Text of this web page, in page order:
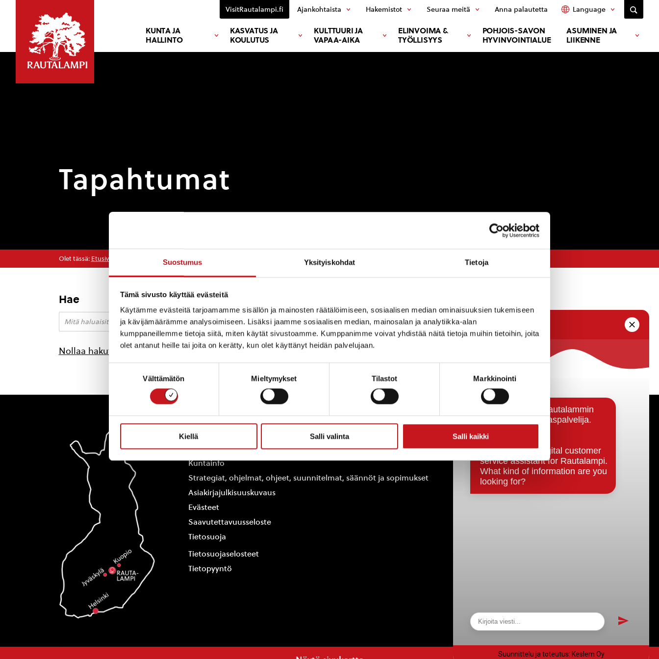
Suostumus Yksityiskohdat Tietoja
Tämä sivusto käyttää evästeitä
Käytämme evästeitä tarjoamamme sisällön ja mainosten räätälöimiseen, sosiaalisen median ominaisuuksien tukemiseen
ja kävijämäärämme analysoimiseen. Lisäksi jaamme sosiaalisen median, mainosalan ja analytiikka-alan
kumppaneillemme tietoja siitä, miten käytät sivustoamme. Kumppanimme voivat yhdistää näitä tietoja muihin tietoihin, joita
olet antanut heille tai joita on kerätty, kun olet käyttänyt heidän palvelujaan.
Välttämätön Mieltymykset Tilastot Markkinointi
Kiellä Salli valinta Salli kaikki
KUNTA JA
HALLINTO
KASVATUS JA
KOULUTUS
KULTTUURI JA
VAPAA-AIKA
ELINVOIMA &
TYÖLLISYYS
POHJOIS-SAVON
HYVINVOINTIALUE
ASUMINEN JA
LIIKENNE
VisitRautalampi.fi Ajankohtaista Hakemistot Seuraa meitä Anna palautetta Language
Tapahtumat
Olet tässä: Etusivu 40-vuotishistoriikki
Hae
Nollaa hakutulokset
Yhteystiedot
Kuntainfo
Strategiat, ohjelmat, ohjeet, suunnitelmat, säännöt ja sopimukset
Asiakirjajulkisuuskuvaus
Evästeet
Saavutettavuusseloste
Tietosuoja
Tietosuojaselosteet
Tietopyyntö
Päätökset, esityslistat & pöytäkirjat
Hallinto
Kunnanhallitus
Kunnanvaltuusto